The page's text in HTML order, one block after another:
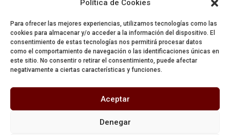
Política de Cookies
Para ofrecer las mejores experiencias, utilizamos tecnologías como las
cookies para almacenar y/o acceder a la información del dispositivo. El
consentimiento de estas tecnologías nos permitirá procesar datos
como el comportamiento de navegación o las identificaciones únicas en
este sitio. No consentir o retirar el consentimiento, puede afectar
negativamente a ciertas características y funciones.
Aceptar
Denegar
954 229 437

608 84 84 82

secretaria@amargura.org
mayordomia@amargura.org